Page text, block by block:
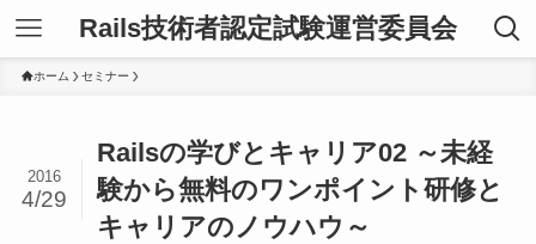
Rails技術者認定試験運営委員会
ホーム セミナー
Railsの学びとキャリア02 ～未経
験から無料のワンポイント研修と
キャリアのノウハウ～
2016
4/29